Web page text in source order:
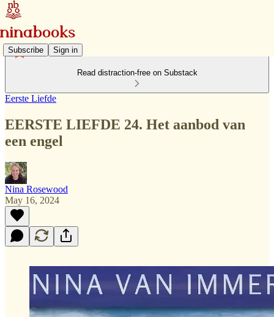
Subscribe Sign in
Read distraction-free on Substack
Eerste Liefde
EERSTE LIEFDE 24. Het aanbod van
een engel
Nina Rosewood
May 16, 2024